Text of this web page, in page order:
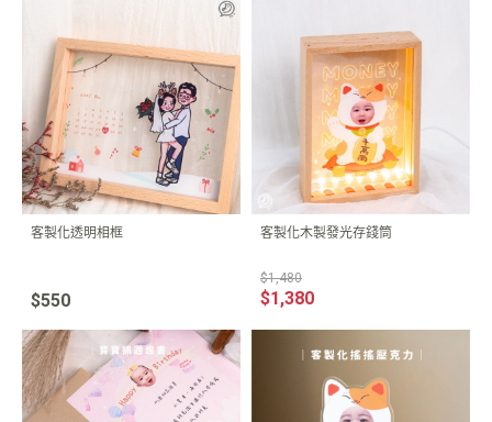
客製化透明相框
$550
客製化木製發光存錢筒
$1,480
$1,380